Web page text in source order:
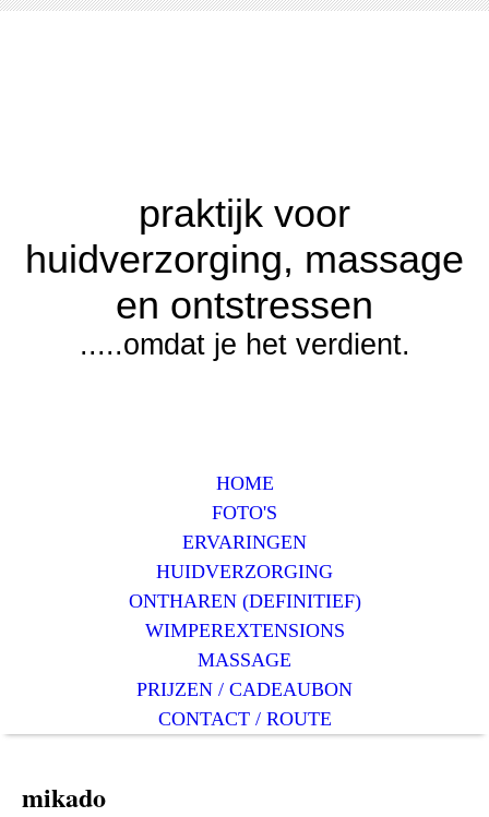
praktijk voor
huidverzorging, massage
en ontstressen
.....omdat je het verdient.
HOME
FOTO'S
ERVARINGEN
HUIDVERZORGING
ONTHAREN (DEFINITIEF)
WIMPEREXTENSIONS
MASSAGE
PRIJZEN / CADEAUBON
CONTACT / ROUTE
mikado